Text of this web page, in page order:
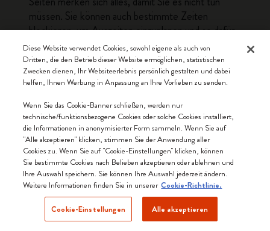
müssen. Sie können auch bestimmte Zeiten
blockieren, um Auszeiten einzuplanen und so dafür
zu sorgen, dass die Hektik des Alltags durch
Momente der Ruhe und Entspannung ausgeglichen
wird.
Ein Kalender für
Vielbeschäftigte
Notieren Sie sich zu Beginn der Woche die festen
Termine der Woche in Ihrem Terminkalender, damit
Sie sofort einen Überblick über die Dinge haben,
die Sie einplanen müssen. Dazu können Aktivitäten
wie Sport und Vereine nach der Schule gehören.
Diese Website verwendet Cookies, sowohl eigene als auch von
Dritten, die den Betrieb dieser Website ermöglichen, statistischen
Zwecken dienen, Ihr Websiteerlebnis persönlich gestalten und dabei
helfen, Ihnen Werbung in Anpassung an Ihre Vorlieben zu senden.
Wenn Sie das Cookie-Banner schließen, werden nur
technische/funktionsbezogene Cookies oder solche Cookies installiert,
die Informationen in anonymisierter Form sammeln. Wenn Sie auf
"Alle akzeptieren" klicken, stimmen Sie der Anwendung aller
Cookies zu. Wenn Sie auf "Cookie-Einstellungen" klicken, können
Sie bestimmte Cookies nach Belieben akzeptieren oder ablehnen und
Ihre Auswahl speichern. Sie können Ihre Auswahl jederzeit ändern.
Weitere Informationen finden Sie in unserer Cookie-Richtlinie.
Cookie-Einstellungen Alle akzeptieren